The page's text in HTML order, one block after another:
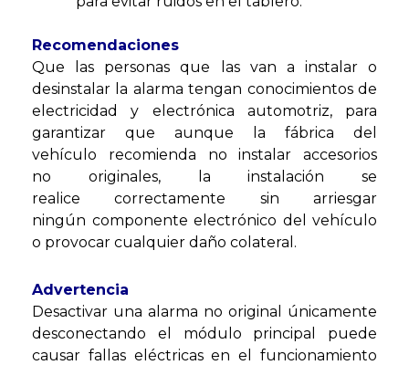
Recomendaciones
Que las personas que las van a instalar o
desinstalar la alarma tengan conocimientos de
electricidad y electrónica automotriz, para
garantizar que aunque la fábrica del
vehículo recomienda no instalar accesorios
no originales, la instalación se
realice correctamente sin arriesgar
ningún componente electrónico del vehículo
o provocar cualquier daño colateral.
Advertencia
Desactivar una alarma no original únicamente
desconectando el módulo principal puede
causar fallas eléctricas en el funcionamiento